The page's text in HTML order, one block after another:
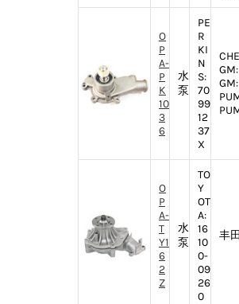
O
P
A-
P
K
10
3
6
水
泵
PE
R
KI
N
S:
70
99
12
37
X
O
P
A-
T
Y1
6
2
Z
水
泵
TO
Y
OT
A:
16
10
0-
09
26
0
丰